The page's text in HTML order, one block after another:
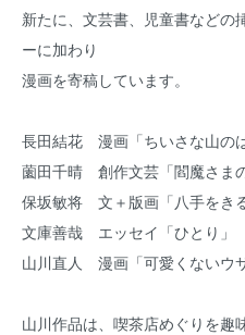
新たに、文芸書、児童書などの
ーに加わり
漫画を寄稿しています。
長田結花 漫画「ちいさな山の
薗田千晴 創作文芸「閻魔さま
保坂敏将 文＋版画「八手をき
文庫善哉 エッセイ「ひとり」
山川直人 漫画「可愛くないウ
山川作品は、喫茶店めぐりを趣